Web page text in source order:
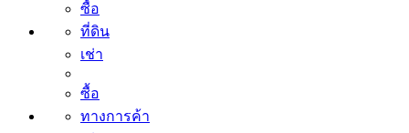
ซื้อ
ที่ดิน
เช่า
ซื้อ
ทางการค้า